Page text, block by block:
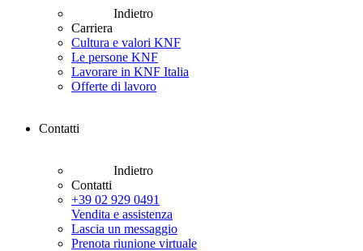
Indietro
Carriera
Cultura e valori KNF
Le persone KNF
Lavorare in KNF Italia
Offerte di lavoro
Contatti
Indietro
Contatti
+39 02 929 0491
Vendita e assistenza
Lascia un messaggio
Prenota riunione virtuale